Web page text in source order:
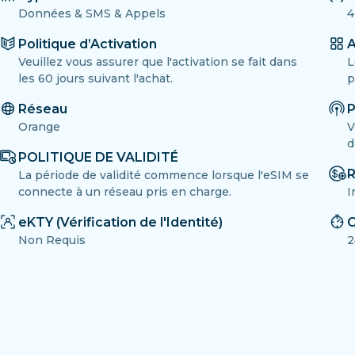
Données & SMS & Appels
Politique d’Activation
Veuillez vous assurer que l'activation se fait dans
les 60 jours suivant l'achat.
Réseau
Orange
POLITIQUE DE VALIDITÉ
La période de validité commence lorsque l'eSIM se
connecte à un réseau pris en charge.
eKTY (Vérification de l'Identité)
Non Requis